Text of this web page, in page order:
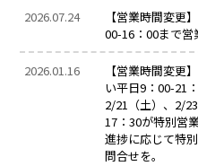
2026.07.24
【営業時間変更
00-16：00まで営
2026.01.16
【営業時間変更
い平日9：00-21
2/21（土）、2/
17：30が特別営
進捗に応じて特
問合せを。